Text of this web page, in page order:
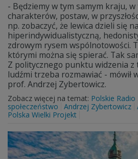
- Będziemy w tym samym kraju,
charakterów, postaw, w
np. zobaczyć, że lewica dzieli się na
hiperindywidualistyczną,
zdrowym rysem wspólnotowości.
którymi można się spierać. Tak
Z politycznego punktu widzenia z
ludźmi trzeba rozmawiać - mówił
prof. Andrzej Zybertowicz.
Zobacz więcej na temat: Polskie Radio
społeczeństwo
Andrzej Zybertowicz
Polska Wielki Projekt